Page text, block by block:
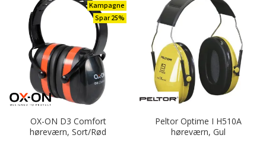
Kampagne
Spar 25%
OX-ON D3 Comfort
høreværn, Sort/Rød
Peltor Optime I H510A
høreværn, Gul